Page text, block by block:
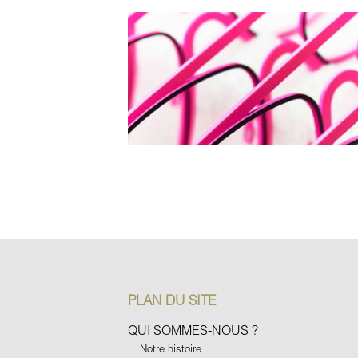
PLAN DU SITE
QUI SOMMES-NOUS ?
Notre histoire